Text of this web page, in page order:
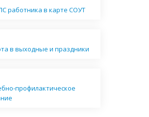
работника в карте СОУТ
в выходные и праздники
профилактическое